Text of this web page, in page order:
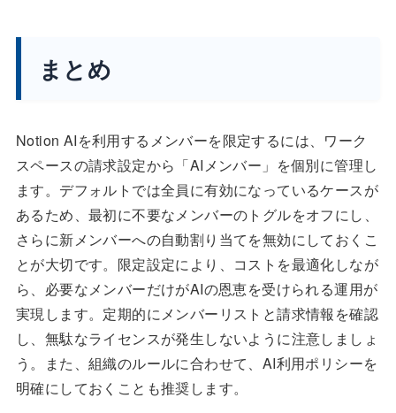
まとめ
Notion AIを利用するメンバーを限定するには、ワーク
スペースの請求設定から「AIメンバー」を個別に管理し
ます。デフォルトでは全員に有効になっているケースが
あるため、最初に不要なメンバーのトグルをオフにし、
さらに新メンバーへの自動割り当てを無効にしておくこ
とが大切です。限定設定により、コストを最適化しなが
ら、必要なメンバーだけがAIの恩恵を受けられる運用が
実現します。定期的にメンバーリストと請求情報を確認
し、無駄なライセンスが発生しないように注意しましょ
う。また、組織のルールに合わせて、AI利用ポリシーを
明確にしておくことも推奨します。